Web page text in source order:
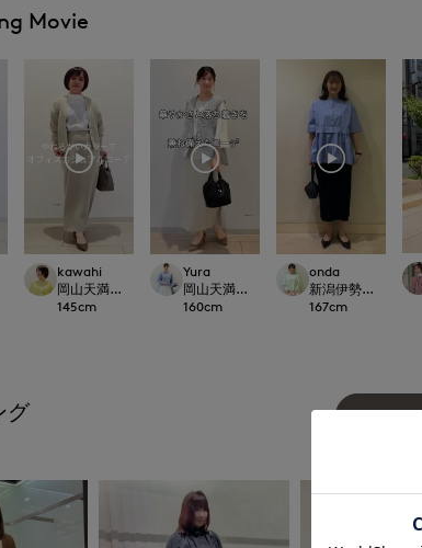
Movie
IDconcept.
kawahi
岡山天満屋7-IDconcept.
145cm
Yura
岡山天満屋7-IDconcept.
160cm
onda
新潟伊勢丹7-
167cm
グ もっ